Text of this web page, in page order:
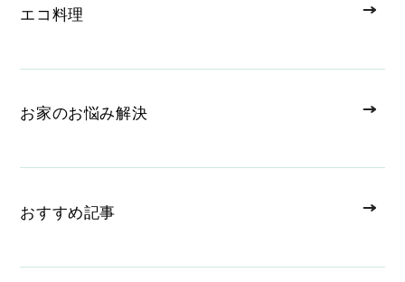
エコ料理
お家のお悩み解決
おすすめ記事